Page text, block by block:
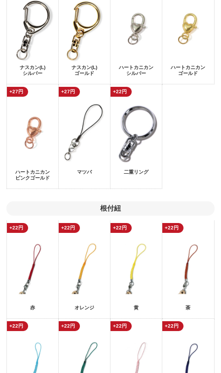
ナスカン(L)
シルバー
ナスカン(L)
ゴールド
ハートカニカン
シルバー
ハートカニカン
ゴールド
ハートカニカン
ピンクゴールド
+27円
マツバ
+27円
二重リング
+22円
根付紐
赤
+22円
オレンジ
+22円
黄
+22円
茶
+22円
+22円 +22円 +22円 +22円